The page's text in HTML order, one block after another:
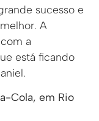
sucesso e
A
a
está ficando
Cola, em Rio